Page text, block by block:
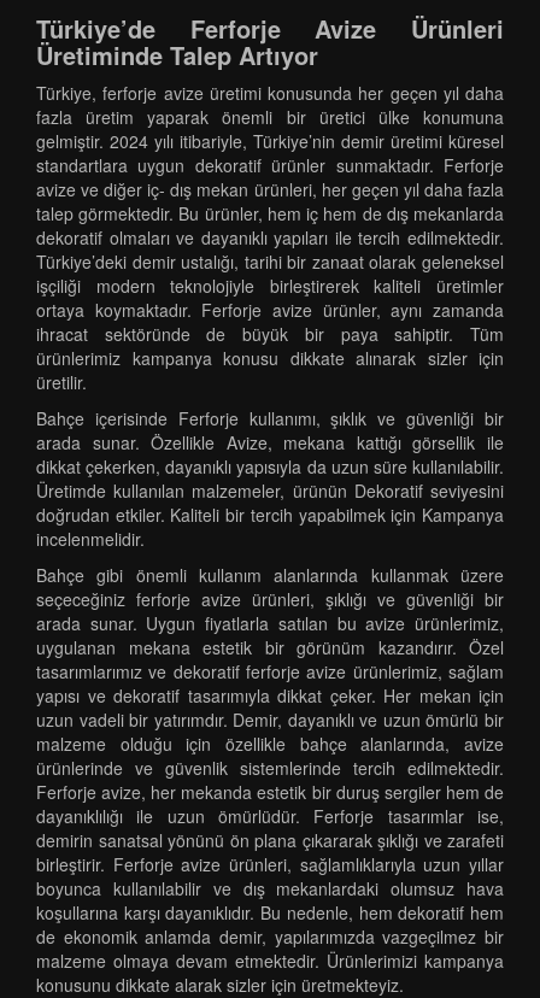
Türkiye’de Ferforje Avize Ürünleri
Üretiminde Talep Artıyor
Türkiye, ferforje avize üretimi konusunda her geçen yıl daha
fazla üretim yaparak önemli bir üretici ülke konumuna
gelmiştir. 2024 yılı itibariyle, Türkiye’nin demir üretimi küresel
standartlara uygun dekoratif ürünler sunmaktadır. Ferforje
avize ve diğer iç- dış mekan ürünleri, her geçen yıl daha fazla
talep görmektedir. Bu ürünler, hem iç hem de dış mekanlarda
dekoratif olmaları ve dayanıklı yapıları ile tercih edilmektedir.
Türkiye’deki demir ustalığı, tarihi bir zanaat olarak geleneksel
işçiliği modern teknolojiyle birleştirerek kaliteli üretimler
ortaya koymaktadır. Ferforje avize ürünler, aynı zamanda
ihracat sektöründe de büyük bir paya sahiptir. Tüm
ürünlerimiz kampanya konusu dikkate alınarak sizler için
üretilir.
Bahçe içerisinde Ferforje kullanımı, şıklık ve güvenliği bir
arada sunar. Özellikle Avize, mekana kattığı görsellik ile
dikkat çekerken, dayanıklı yapısıyla da uzun süre kullanılabilir.
Üretimde kullanılan malzemeler, ürünün Dekoratif seviyesini
doğrudan etkiler. Kaliteli bir tercih yapabilmek için Kampanya
incelenmelidir.
Bahçe gibi önemli kullanım alanlarında kullanmak üzere
seçeceğiniz ferforje avize ürünleri, şıklığı ve güvenliği bir
arada sunar. Uygun fiyatlarla satılan bu avize ürünlerimiz,
uygulanan mekana estetik bir görünüm kazandırır. Özel
tasarımlarımız ve dekoratif ferforje avize ürünlerimiz, sağlam
yapısı ve dekoratif tasarımıyla dikkat çeker. Her mekan için
uzun vadeli bir yatırımdır. Demir, dayanıklı ve uzun ömürlü bir
malzeme olduğu için özellikle bahçe alanlarında, avize
ürünlerinde ve güvenlik sistemlerinde tercih edilmektedir.
Ferforje avize, her mekanda estetik bir duruş sergiler hem de
dayanıklılığı ile uzun ömürlüdür. Ferforje tasarımlar ise,
demirin sanatsal yönünü ön plana çıkararak şıklığı ve zarafeti
birleştirir. Ferforje avize ürünleri, sağlamlıklarıyla uzun yıllar
boyunca kullanılabilir ve dış mekanlardaki olumsuz hava
koşullarına karşı dayanıklıdır. Bu nedenle, hem dekoratif hem
de ekonomik anlamda demir, yapılarımızda vazgeçilmez bir
malzeme olmaya devam etmektedir. Ürünlerimizi kampanya
konusunu dikkate alarak sizler için üretmekteyiz.